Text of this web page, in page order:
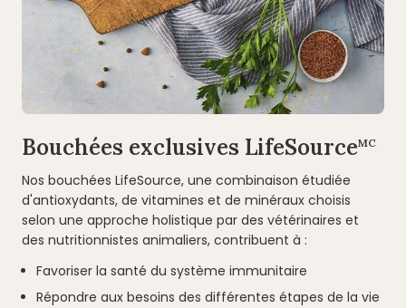
Bouchées exclusives LifeSourceMC
Nos bouchées LifeSource, une combinaison étudiée
d'antioxydants, de vitamines et de minéraux choisis
selon une approche holistique par des vétérinaires et
des nutritionnistes animaliers, contribuent à :
Favoriser la santé du système immunitaire
Répondre aux besoins des différentes étapes de la vie